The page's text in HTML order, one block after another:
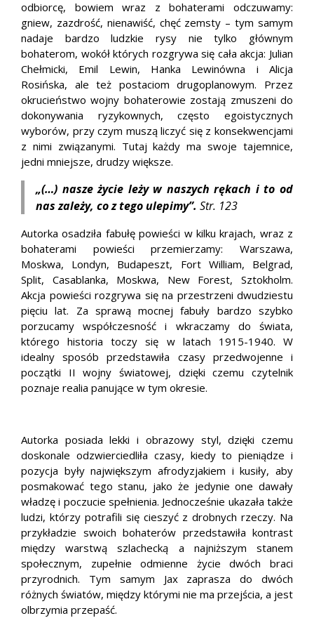
odbiorcę, bowiem wraz z bohaterami odczuwamy:
gniew, zazdrość, nienawiść, chęć zemsty – tym samym
nadaje bardzo ludzkie rysy nie tylko głównym
bohaterom, wokół których rozgrywa się cała akcja: Julian
Chełmicki, Emil Lewin, Hanka Lewinówna i Alicja
Rosińska, ale też postaciom drugoplanowym. Przez
okrucieństwo wojny bohaterowie zostają zmuszeni do
dokonywania ryzykownych, często egoistycznych
wyborów, przy czym muszą liczyć się z konsekwencjami
z nimi związanymi. Tutaj każdy ma swoje tajemnice,
jedni mniejsze, drudzy większe.
„(…) nasze życie leży w naszych rękach i to od
nas zależy, co z tego ulepimy”. Str. 123
Autorka osadziła fabułę powieści w kilku krajach, wraz z
bohaterami powieści przemierzamy: Warszawa,
Moskwa, Londyn, Budapeszt, Fort William, Belgrad,
Split, Casablanka, Moskwa, New Forest, Sztokholm.
Akcja powieści rozgrywa się na przestrzeni dwudziestu
pięciu lat. Za sprawą mocnej fabuły bardzo szybko
porzucamy współczesność i wkraczamy do świata,
którego historia toczy się w latach 1915-1940. W
idealny sposób przedstawiła czasy przedwojenne i
początki II wojny światowej, dzięki czemu czytelnik
poznaje realia panujące w tym okresie.
Autorka posiada lekki i obrazowy styl, dzięki czemu
doskonale odzwierciedliła czasy, kiedy to pieniądze i
pozycja były największym afrodyzjakiem i kusiły, aby
posmakować tego stanu, jako że jedynie one dawały
władzę i poczucie spełnienia. Jednocześnie ukazała także
ludzi, którzy potrafili się cieszyć z drobnych rzeczy. Na
przykładzie swoich bohaterów przedstawiła kontrast
między warstwą szlachecką a najniższym stanem
społecznym, zupełnie odmienne życie dwóch braci
przyrodnich. Tym samym Jax zaprasza do dwóch
różnych światów, między którymi nie ma przejścia, a jest
olbrzymia przepaść.